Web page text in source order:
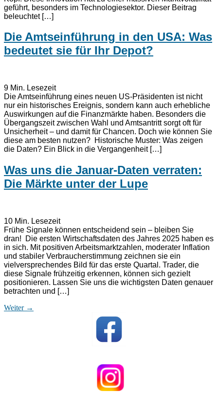
geführt, besonders im Technologiesektor. Dieser Beitrag
beleuchtet […]
Die Amtseinführung in den USA: Was
bedeutet sie für Ihr Depot?
9 Min. Lesezeit
Die Amtseinführung eines neuen US-Präsidenten ist nicht
nur ein historisches Ereignis, sondern kann auch erhebliche
Auswirkungen auf die Finanzmärkte haben. Besonders die
Übergangszeit zwischen Wahl und Amtsantritt sorgt oft für
Unsicherheit – und damit für Chancen. Doch wie können Sie
diese am besten nutzen? Historische Muster: Was zeigen
die Daten? Ein Blick in die Vergangenheit […]
Was uns die Januar-Daten verraten:
Die Märkte unter der Lupe
10 Min. Lesezeit
Frühe Signale können entscheidend sein – bleiben Sie
dran! Die ersten Wirtschaftsdaten des Jahres 2025 haben es
in sich. Mit positiven Arbeitsmarktzahlen, moderater Inflation
und stabiler Verbraucherstimmung zeichnen sie ein
vielversprechendes Bild für das erste Quartal. Trader, die
diese Signale frühzeitig erkennen, können sich gezielt
positionieren. Lassen Sie uns die wichtigsten Daten genauer
betrachten und […]
Weiter →